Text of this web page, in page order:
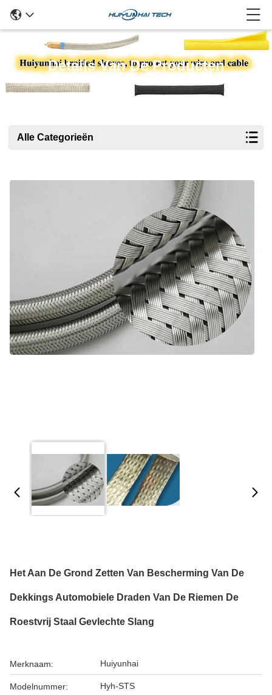
Details Van De Producten
Alle Categorieën
Het Aan De Grond Zetten Van Bescherming Van De
Dekkings Automobiele Draden Van De Riemen De
Roestvrij Staal Gevlechte Slang
Merknaam: Huiyunhai
Modelnummer: Hyh-STS